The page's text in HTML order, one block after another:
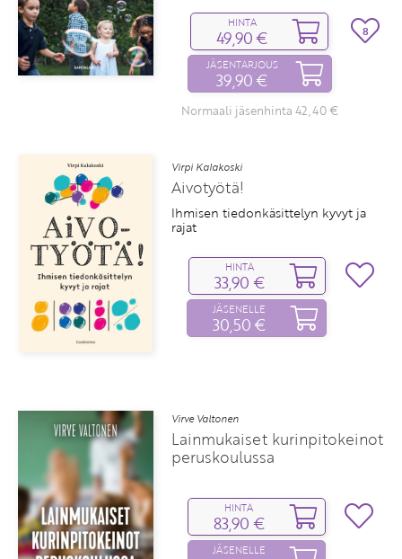
HINTA
49,90 €
JÄSENTARJOUS
39,90 €
Normaali jäsenhinta 42,40 €
8
Virpi Kalakoski
Aivotyötä!
Ihmisen tiedonkäsittelyn kyvyt ja
rajat
HINTA
33,90 €
JÄSENELLE
30,50 €
Virve Valtonen
Lainmukaiset kurinpitokeinot
peruskoulussa
HINTA
83,90 €
JÄSENELLE